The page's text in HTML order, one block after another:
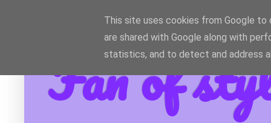
Fan of
This site uses cookies from Google to
are shared with Google along with
statistics, and to detect and address